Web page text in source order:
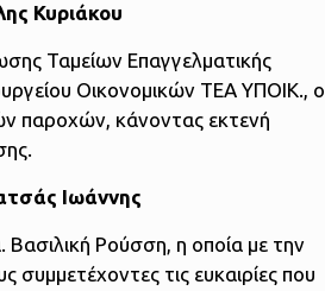
Κυριάκου
Ταμείων Επαγγελματικής
Οικονομικών ΤΕΑ ΥΠΟΙΚ., ο
παροχών, κάνοντας εκτενή
Ιωάννης
Ρούσση, η οποία με την
συμμετέχοντες τις ευκαιρίες που